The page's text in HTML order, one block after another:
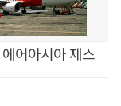
어아시아 제스